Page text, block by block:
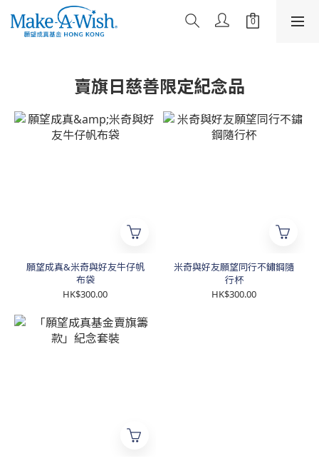
賣旗日慈善限定紀念品
願望成真&米奇與好友牛仔帆
布袋
HK$300.00
米奇與好友願望同行不鏽鋼隨
行杯
HK$300.00